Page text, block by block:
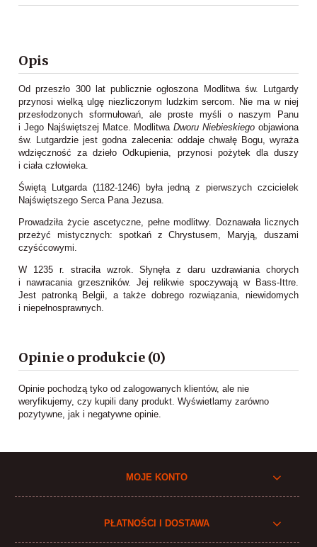
Opis
Od przeszło 300 lat publicznie ogłoszona Modlitwa św. Lutgardy
przynosi wielką ulgę niezliczonym ludzkim sercom. Nie ma w niej
przesłodzonych sformułowań, ale proste myśli o naszym Panu
i Jego Najświętszej Matce. ModlitwaDworu Niebieskiego objawiona
św. Lutgardzie jest godna zalecenia: oddaje chwałę Bogu, wyraża
wdzięczność za dzieło Odkupienia, przynosi pożytek dla duszy
i ciała człowieka.
Świętą Lutgarda (1182-1246) była jedną z pierwszych czcicielek
Najświętszego Serca Pana Jezusa.
Prowadziła życie ascetyczne, pełne modlitwy. Doznawała licznych
przeżyć mistycznych: spotkań z Chrystusem, Maryją, duszami
czyśćcowymi.
W 1235 r. straciła wzrok. Słynęła z daru uzdrawiania chorych
i nawracania grzeszników. Jej relikwie spoczywają w Bass-Ittre.
Jest patronką Belgii, a także dobrego rozwiązania, niewidomych
i niepełnosprawnych.
Opinie o produkcie (0)
Opinie pochodzą tyko od zalogowanych klientów, ale nie
weryfikujemy, czy kupili dany produkt. Wyświetlamy zarówno
pozytywne, jak i negatywne opinie.
MOJE KONTO
PŁATNOŚCI I DOSTAWA